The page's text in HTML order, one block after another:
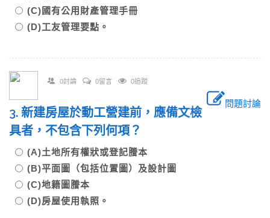
(C)國有公用財產管理手冊
(D)工友管理要點。
0討論 0留言 0追蹤
問題討論
3. 新建房屋於動工營建前，應備文檢
具者，不包含下列何項？
(A)土地所有權狀或登記謄本
(B)平面圖（包括位置圖）及設計圖
(C)地籍圖謄本
(D)房屋使用執照。